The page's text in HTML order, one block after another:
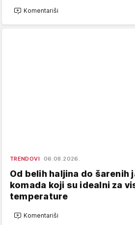
Komentariši
TRENDOVI 06.08.2026.
Od belih haljina do šarenih
komada koji su idealni za
temperature
Komentariši